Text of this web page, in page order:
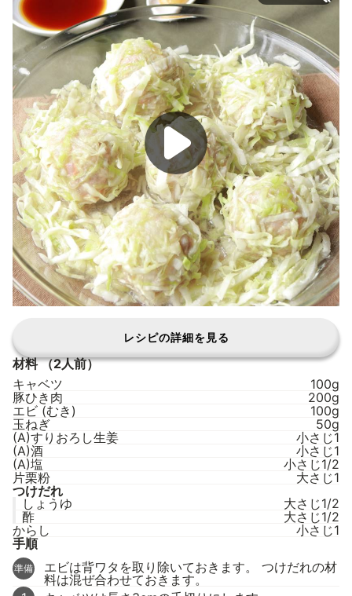
レシピの詳細を見る
材料（2人前）
キャベツ
100g
豚ひき肉
200g
エビ (むき)
100g
玉ねぎ
50g
(A)すりおろし生姜
小さじ1
(A)酒
小さじ1
(A)塩
小さじ1/2
片栗粉
大さじ1
つけだれ
しょうゆ
大さじ1/2
酢
大さじ1/2
からし
小さじ1
手順
準備
エビは背ワタを取り除いておきます。 つけだれの材
料は混ぜ合わせておきます。